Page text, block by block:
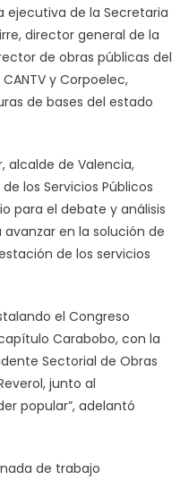
ejecutiva de la Secretaria
director general de la
de obras públicas del
y Corpoelec,
de bases del estado
alcalde de Valencia,
los Servicios Públicos
para el debate y análisis
en la solución de
de los servicios
el Congreso
Carabobo, con la
Sectorial de Obras
junto al
popular”, adelantó
de trabajo